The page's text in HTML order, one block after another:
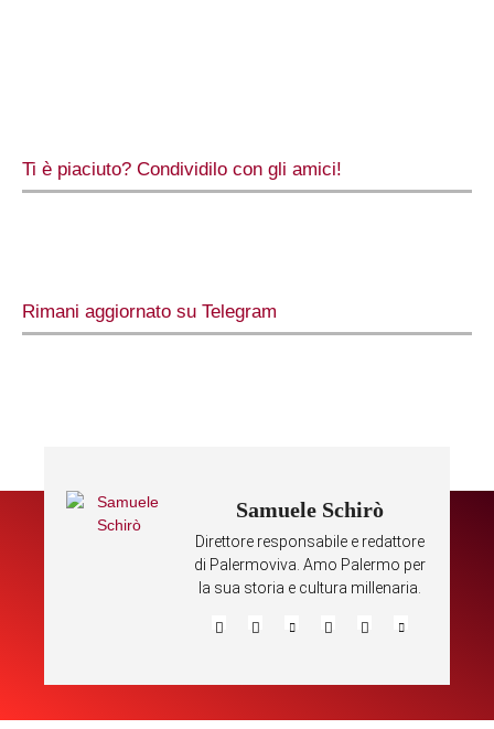
Ti è piaciuto? Condividilo con gli amici!
Rimani aggiornato su Telegram
Samuele Schirò
Direttore responsabile e redattore
di Palermoviva. Amo Palermo per
la sua storia e cultura millenaria.